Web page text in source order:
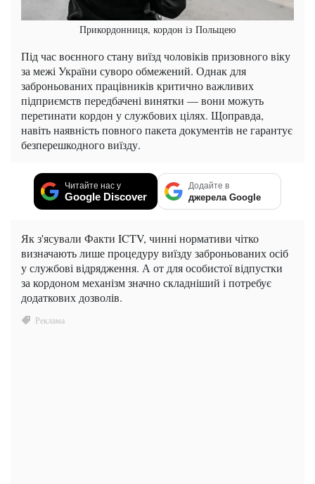
Прикордонниця, кордон із Польщею
Під час воєнного стану виїзд чоловіків призовного віку
за межі України суворо обмежений. Однак для
заброньованих працівників критично важливих
підприємств передбачені винятки — вони можуть
перетинати кордон у службових цілях. Щоправда,
навіть наявність повного пакета документів не гарантує
безперешкодного виїзду.
Читайте нас у
Google Discover
Додайте в
джерела Google
Як з'ясували Факти ICTV, чинні нормативи чітко
визначають лише процедуру виїзду заброньованих осіб
у службові відрядження. А от для особистої відпустки
за кордоном механізм значно складніший і потребує
додаткових дозволів.